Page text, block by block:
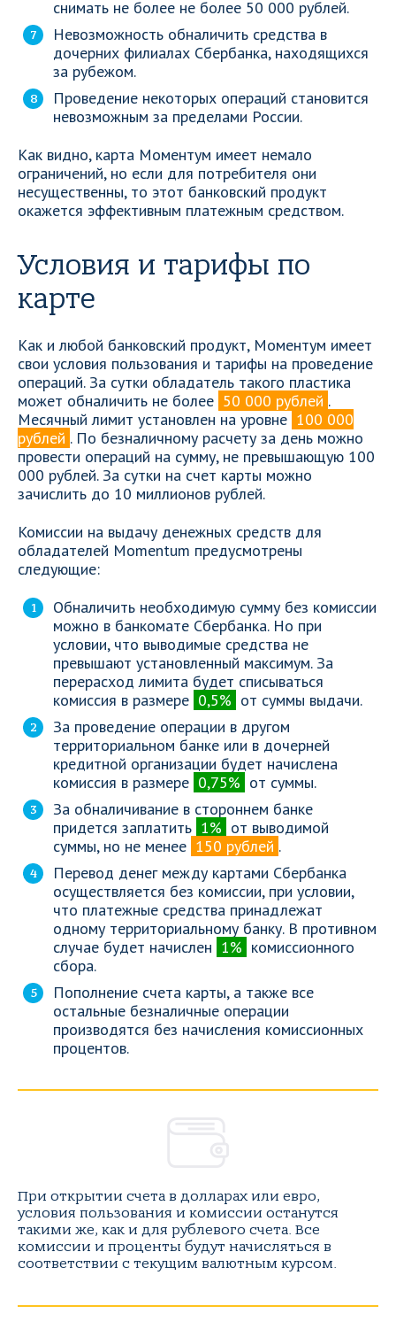
снимать не более не более 50 000 рублей.
Невозможность обналичить средства в
дочерних филиалах Сбербанка, находящихся
за рубежом.
Проведение некоторых операций становится
невозможным за пределами России.
Как видно, карта Моментум имеет немало
ограничений, но если для потребителя они
несущественны, то этот банковский продукт
окажется эффективным платежным средством.
Условия и тарифы по
карте
Как и любой банковский продукт, Моментум имеет
свои условия пользования и тарифы на проведение
операций. За сутки обладатель такого пластика
может обналичить не более 50 000 рублей .
Месячный лимит установлен на уровне 100 000
рублей . По безналичному расчету за день можно
провести операций на сумму, не превышающую 100
000 рублей. За сутки на счет карты можно
зачислить до 10 миллионов рублей.
Комиссии на выдачу денежных средств для
обладателей Momentum предусмотрены
следующие:
Обналичить необходимую сумму без комиссии
можно в банкомате Сбербанка. Но при
условии, что выводимые средства не
превышают установленный максимум. За
перерасход лимита будет списываться
комиссия в размере 0,5% от суммы выдачи.
За проведение операции в другом
территориальном банке или в дочерней
кредитной организации будет начислена
комиссия в размере 0,75% от суммы.
За обналичивание в стороннем банке
придется заплатить 1% от выводимой
суммы, но не менее 150 рублей .
Перевод денег между картами Сбербанка
осуществляется без комиссии, при условии,
что платежные средства принадлежат
одному территориальному банку. В противном
случае будет начислен 1% комиссионного
сбора.
Пополнение счета карты, а также все
остальные безналичные операции
производятся без начисления комиссионных
процентов.
При открытии счета в долларах или евро,
условия пользования и комиссии останутся
такими же, как и для рублевого счета. Все
комиссии и проценты будут начисляться в
соответствии с текущим валютным курсом.